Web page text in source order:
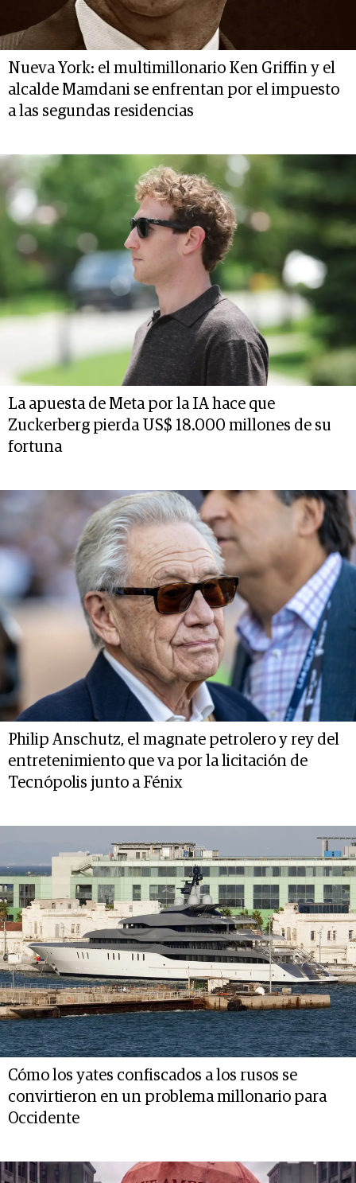
Nueva York: el multimillonario Ken Griffin y el
alcalde Mamdani se enfrentan por el impuesto
a las segundas residencias
La apuesta de Meta por la IA hace que
Zuckerberg pierda US$ 18.000 millones de su
fortuna
Philip Anschutz, el magnate petrolero y rey del
entretenimiento que va por la licitación de
Tecnópolis junto a Fénix
Cómo los yates confiscados a los rusos se
convirtieron en un problema millonario para
Occidente